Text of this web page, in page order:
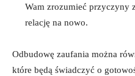
Wam zrozumieć przyczyny
relację na nowo.
Odbudowę zaufania można
które będą świadczyć o